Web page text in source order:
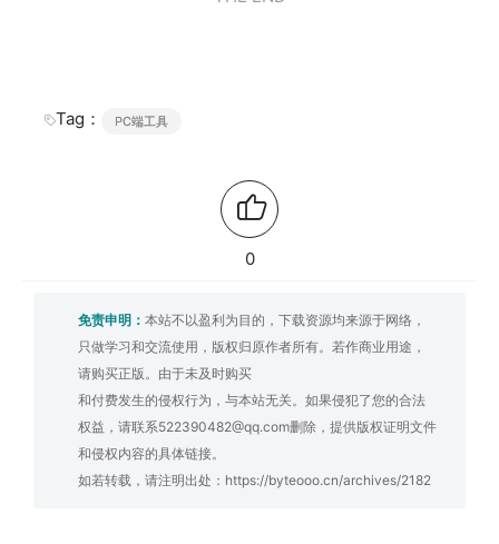
Tag： PC端工具
0
免责申明： 本站不以盈利为目的，下载资源均来源于网络，
只做学习和交流使用，版权归原作者所有。若作商业用途，
请购买正版。由于未及时购买
和付费发生的侵权行为，与本站无关。如果侵犯了您的合法
权益，请联系522390482@qq.com删除，提供版权证明文件
和侵权内容的具体链接。
如若转载，请注明出处： https://byteooo.cn/archives/2182